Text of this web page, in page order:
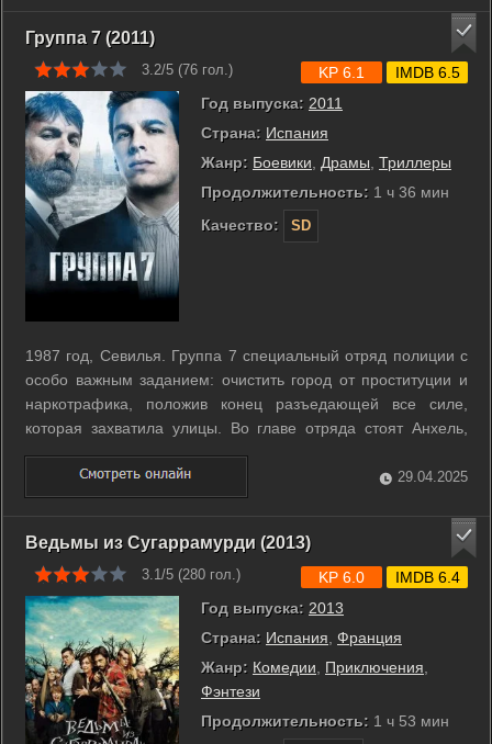
Группа 7 (2011)
3.2/5 (76 гол.)
Год выпуска: 2011
Страна: Испания
Жанр: Боевики, Драмы, Триллеры
Продолжительность: 1 ч 36 мин
Качество:
SD
KP 6.1 IMDB 6.5
1987 год, Севилья. Группа 7 специальный отряд полиции с
особо важным заданием: очистить город от проституции и
наркотрафика, положив конец разъедающей все силе,
которая захватила улицы. Во главе отряда стоят Анхель,
молодой офицер, стремящийся стать детективом, и
Рафаэль, жестокий и надменный, но очень эффективный
опытный коп. Основной метод ...
29.04.2025
Ведьмы из Сугаррамурди (2013)
3.1/5 (280 гол.)
Год выпуска: 2013
Страна: Испания Франция
Жанр: Комедии Приключения
Фэнтези
Продолжительность: 1 ч 53 мин
KP 6.0 IMDB 6.4